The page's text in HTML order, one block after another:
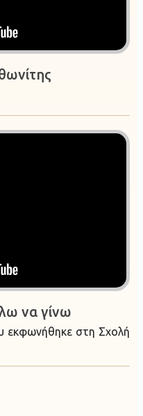
να γίνω
εκφωνήθηκε στη Σχολή